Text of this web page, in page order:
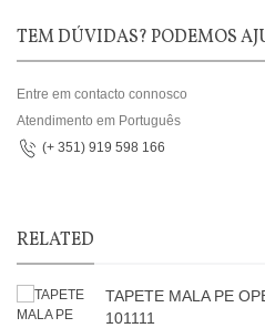
TEM DÚVIDAS? PODEMOS
Entre em contacto connosco
Atendimento em Português
(+ 351) 919 598 166
RELATED
TAPETE MALA PE
101111